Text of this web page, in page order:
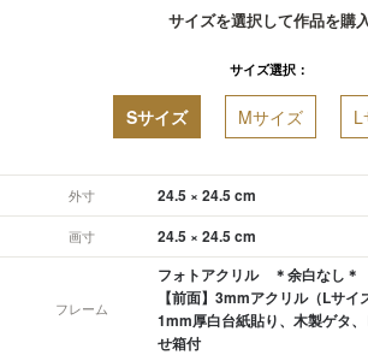
サイズを選択して作品を購入
サイズ選択：
Sサイズ Mサイズ L
外寸 24.5 × 24.5 cm
画寸 24.5 × 24.5 cm
フレーム
フォトアクリル ＊余白なし＊
【前面】3mmアクリル（Lサ
1mm厚白台紙貼り、木製ゲタ
せ箱付